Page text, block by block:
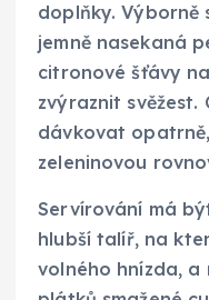
doplňky. Výborně
jemně nasekaná
citronové šťávy
zvýraznit
dávkovat
zeleninovou
Servírování má
hlubší talíř, na
volného hnízda, a